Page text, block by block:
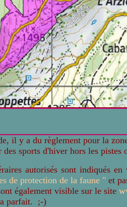
il y a du règlement pour la
sports d'hiver hors les pistes
autorisés sont indiqués
de protection de la faune " et
également visible sur le site
parfait. ;-)